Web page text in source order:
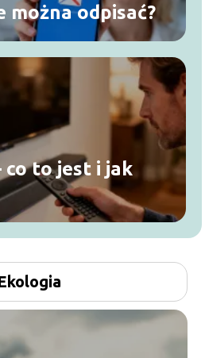
można odpisać?
co to jest i jak